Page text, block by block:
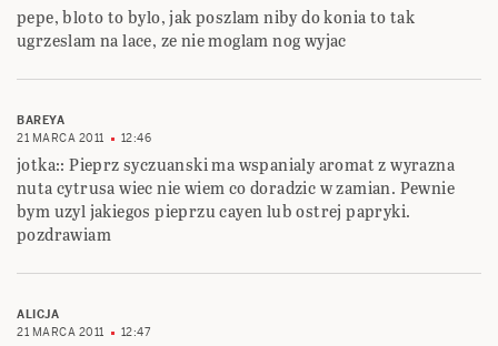
pepe, bloto to bylo, jak poszlam niby do konia to tak
ugrzeslam na lace, ze nie moglam nog wyjac
BAREYA
21 MARCA 2011
12:46
jotka:: Pieprz syczuanski ma wspanialy aromat z wyrazna
nuta cytrusa wiec nie wiem co doradzic w zamian. Pewnie
bym uzyl jakiegos pieprzu cayen lub ostrej papryki.
pozdrawiam
ALICJA
21 MARCA 2011
12:47